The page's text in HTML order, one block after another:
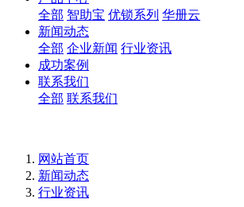
全部 智助宝 优锁系列 华册云
新闻动态
全部 企业新闻 行业资讯
成功案例
联系我们
全部 联系我们
网站首页
新闻动态
行业资讯